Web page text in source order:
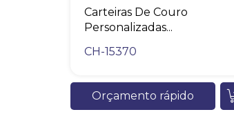
Carteiras De Couro
Personalizadas...
CH-15370
Orçamento rápido